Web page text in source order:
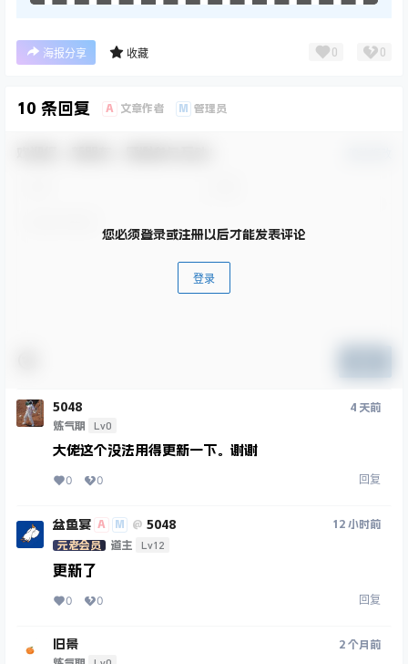
海报分享 收藏 0 0
10 条回复 A 文章作者 M 管理员
您必须登录或注册以后才能发表评论
登录
ㅤ5048
炼气期 Lv0
4 天前
大佬这个没法用得更新一下。谢谢
0 0 回复
盆鱼宴 A M @ ㅤ5048
元老会员 道主 Lv12
12 小时前
更新了
0 0 回复
旧景 2 个月前